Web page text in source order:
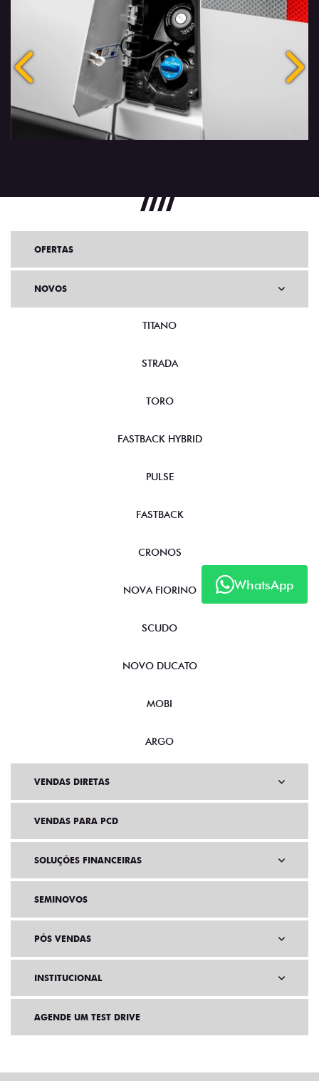
Anterior
WhatsApp
OFERTAS
NOVOS
TITANO
STRADA
TORO
FASTBACK HYBRID
PULSE
FASTBACK
CRONOS
NOVA FIORINO
SCUDO
NOVO DUCATO
MOBI
ARGO
VENDAS DIRETAS
VENDAS PARA PCD
SOLUÇÕES FINANCEIRAS
SEMINOVOS
PÓS VENDAS
INSTITUCIONAL
AGENDE UM TEST DRIVE